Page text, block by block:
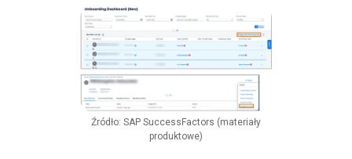
Źródło: SAP SuccessFactors (materiały
produktowe)